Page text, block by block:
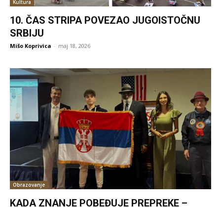
Kultura
10. ČAS STRIPA POVEZAO JUGOISTOČNU
SRBIJU
Mišo Koprivica - maj 18, 2026
Obrazovanje
KADA ZNANJE POBEĐUJE PREPREKE –